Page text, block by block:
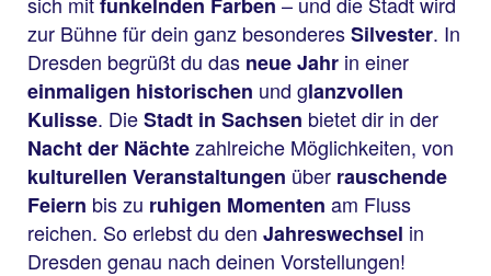
zur Bühne für dein ganz besonderesSilvester. In
Dresden begrüßt du das neue Jahr in einer
einmaligen historischen und glanzvollen
Kulisse. DieStadt in Sachsen bietet dir in der
Nacht der Nächtezahlreiche Möglichkeiten, von
kulturellen Veranstaltungen über rauschende
Feiern bis zu ruhigen Momenten am Fluss
reichen. So erlebst du den Jahreswechsel in
Dresden genau nach deinen Vorstellungen!